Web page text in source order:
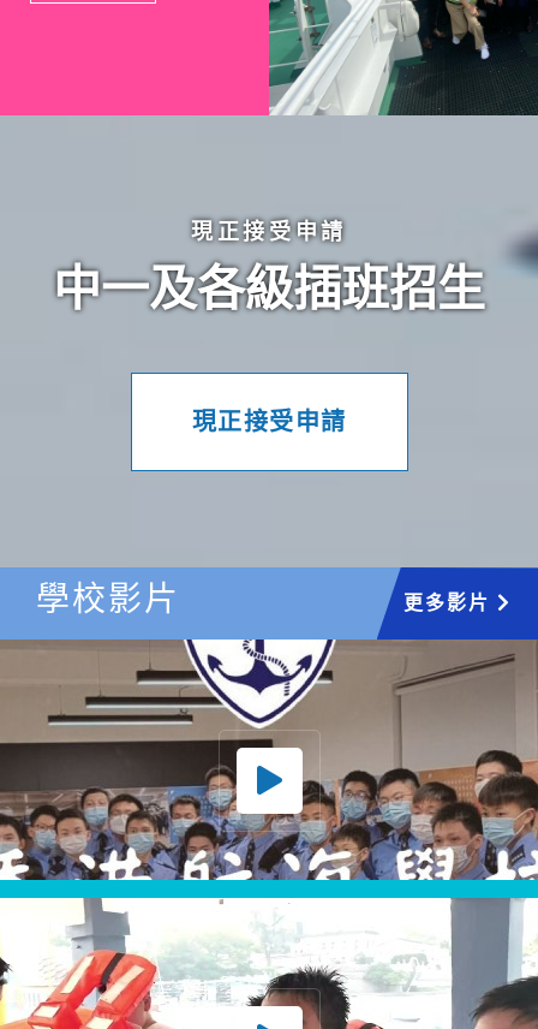
現正接受申請
中一及各級插班招生
現正接受申請
學校影片 更多影片